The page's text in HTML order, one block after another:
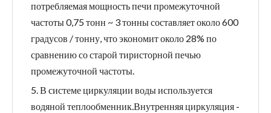
потребляемая мощность печи промежуточной
частоты 0,75 тонн ~ 3 тонны составляет около 600
градусов / тонну, что экономит около 28% по
сравнению со старой тиристорной печью
промежуточной частоты.
5. В системе циркуляции воды используется
водяной теплообменник.Внутренняя циркуляция -